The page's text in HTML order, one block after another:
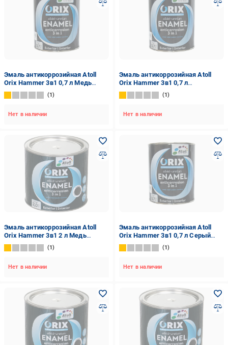
Эмаль антикоррозийная Atoll
Orix Hammer 3в1 0,7 л Медь
(2573834882)
1
Нет в наличии
Эмаль антикоррозийная Atoll
Orix Hammer 3в1 0,7 л
Изумрудный (2573841627)
1
Нет в наличии
Эмаль антикоррозийная Atoll
Orix Hammer 3в1 2 л Медь
(2573836448)
1
Нет в наличии
Эмаль антикоррозийная Atoll
Orix Hammer 3в1 0,7 л Серый
(2573840857)
1
Нет в наличии